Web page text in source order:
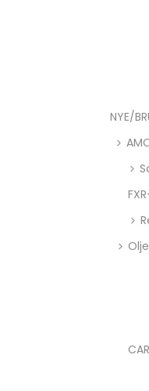
NYE/